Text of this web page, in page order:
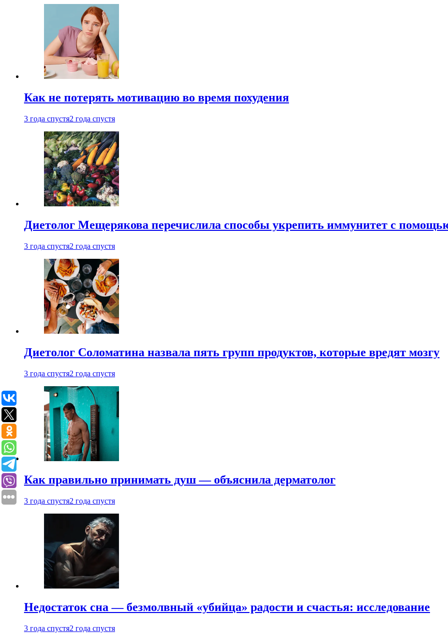
Как не потерять мотивацию во время похудения
3 года спустя2 года спустя
Диетолог Мещерякова перечислила способы укрепить иммунитет с
3 года спустя2 года спустя
Диетолог Соломатина назвала пять групп продуктов, которые вредят мозгу
3 года спустя2 года спустя
Как правильно принимать душ — объяснила дерматолог
3 года спустя2 года спустя
Недостаток сна — безмолвный «убийца» радости и счастья: исследование
3 года спустя2 года спустя